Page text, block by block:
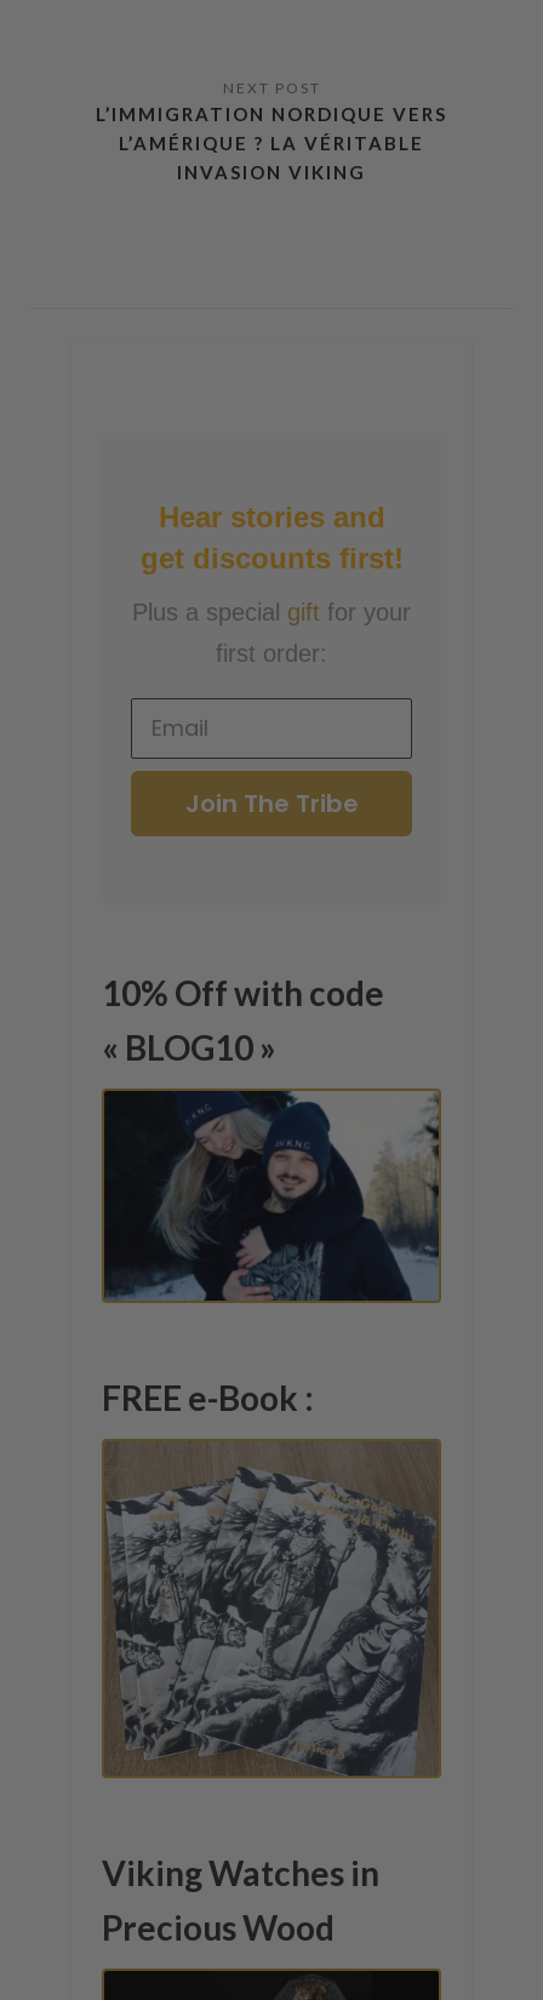
L’IMMIGRATION NORDIQUE VERS
L’AMÉRIQUE ? LA VÉRITABLE
INVASION VIKING
Hear stories and
get discounts first!
Plus a special gift for your
first order:
Join The Tribe
10% Off with code
« BLOG10 »
FREE e-Book :
Viking Watches in
Precious Wood